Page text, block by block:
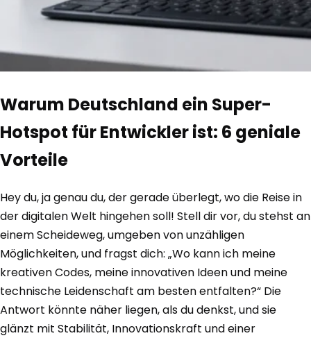
Warum Deutschland ein Super-
Hotspot für Entwickler ist: 6 geniale
Vorteile
Hey du, ja genau du, der gerade überlegt, wo die Reise in
der digitalen Welt hingehen soll! Stell dir vor, du stehst an
einem Scheideweg, umgeben von unzähligen
Möglichkeiten, und fragst dich: „Wo kann ich meine
kreativen Codes, meine innovativen Ideen und meine
technische Leidenschaft am besten entfalten?“ Die
Antwort könnte näher liegen, als du denkst, und sie
glänzt mit Stabilität, Innovationskraft und einer